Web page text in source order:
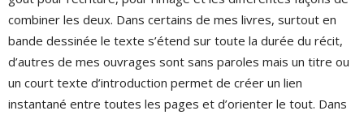
combiner les deux. Dans certains de mes livres, surtout en
bande dessinée le texte s’étend sur toute la durée du récit,
d’autres de mes ouvrages sont sans paroles mais un titre ou
un court texte d’introduction permet de créer un lien
instantané entre toutes les pages et d’orienter le tout. Dans